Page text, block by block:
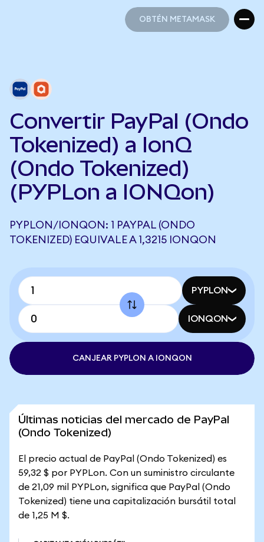
OBTÉN METAMASK
Convertir PayPal (Ondo
Tokenized) a IonQ
(Ondo Tokenized)
(PYPLon a IONQon)
PYPLON/IONQON: 1 PAYPAL (ONDO
TOKENIZED) EQUIVALE A 1,3215 IONQON
PYPLON
IONQON
CANJEAR PYPLON A IONQON
Últimas noticias del mercado de PayPal
(Ondo Tokenized)
El precio actual de PayPal (Ondo Tokenized) es
59,32 $ por PYPLon. Con un suministro circulante
de 21,09 mil PYPLon, significa que PayPal (Ondo
Tokenized) tiene una capitalización bursátil total
de 1,25 M $.